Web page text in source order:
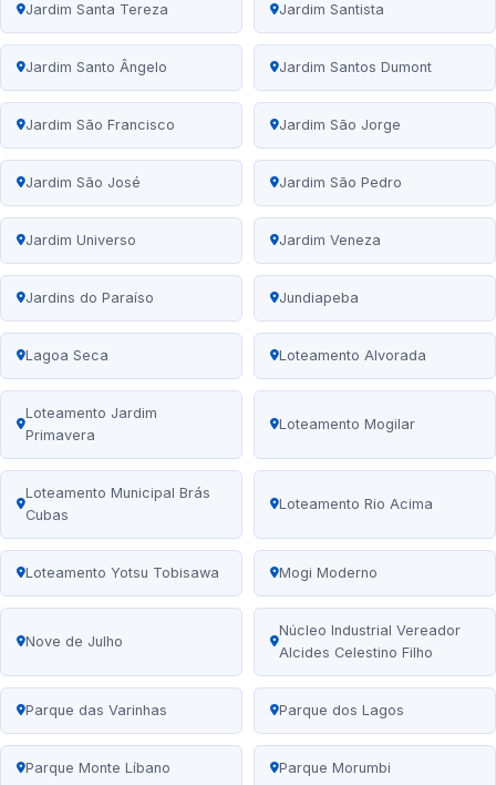
Jardim Santa Tereza Jardim Santista
Jardim Santo Ângelo Jardim Santos Dumont
Jardim São Francisco Jardim São Jorge
Jardim São José Jardim São Pedro
Jardim Universo Jardim Veneza
Jardins do Paraíso Jundiapeba
Lagoa Seca Loteamento Alvorada
Loteamento Jardim
Primavera
Loteamento Mogilar
Loteamento Municipal Brás
Cubas
Loteamento Rio Acima
Loteamento Yotsu Tobisawa Mogi Moderno
Nove de Julho
Núcleo Industrial Vereador
Alcides Celestino Filho
Parque das Varinhas Parque dos Lagos
Parque Monte Líbano Parque Morumbi